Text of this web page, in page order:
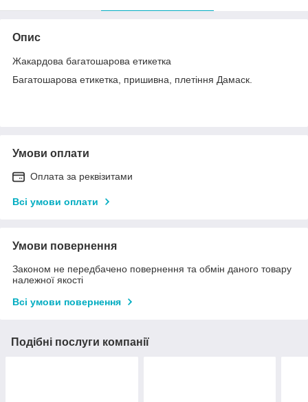
Опис
Жакардова багатошарова етикетка
Багатошарова етикетка, пришивна, плетіння Дамаск.
Умови оплати
Оплата за реквізитами
Всі умови оплати
Умови повернення
Законом не передбачено повернення та обмін даного товару
належної якості
Всі умови повернення
Подібні послуги компанії